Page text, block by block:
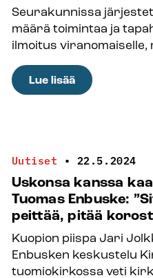
Seurakunnissa
määrä toimintaa ja
ilmoitus viranomaiselle,
Lue lisää:
Milloin
viranomaiselle?
–
Poliisi
neuvoo
kysymään
apua
Uutiset • 22.5.2024
Uskonsa kanssa
Tuomas Enbuske:
peittää, pitää
Kuopion piispa Jari
Enbusken keskustelu
tuomiokirkossa veti